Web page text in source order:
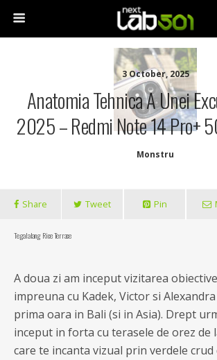
3 October, 2025
Anatomia Tehnica A Unei
2025 – Redmi Note 14 Pro+
Monstru
Share Tweet Pin
Tegalalang Rice Terrace
A doua zi am inceput vizitarea
impreuna cu Kadek, Victor si
prima oara in Bali (si in Asia). Drept
inceput in forta cu terasele de orez de
care te incanta vizual prin verdele crud